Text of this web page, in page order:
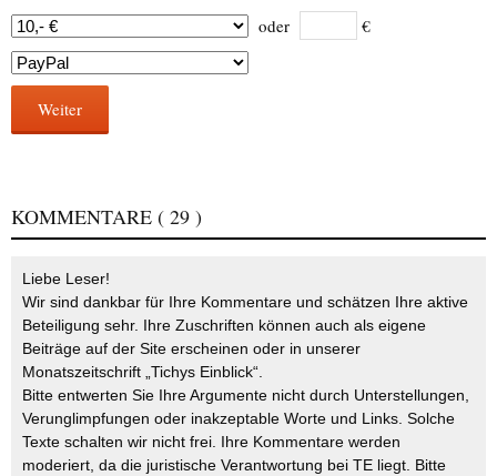
oder €
Weiter
KOMMENTARE ( 29 )
Liebe Leser!
Wir sind dankbar für Ihre Kommentare und schätzen Ihre aktive
Beteiligung sehr. Ihre Zuschriften können auch als eigene
Beiträge auf der Site erscheinen oder in unserer
Monatszeitschrift „Tichys Einblick“.
Bitte entwerten Sie Ihre Argumente nicht durch Unterstellungen,
Verunglimpfungen oder inakzeptable Worte und Links. Solche
Texte schalten wir nicht frei. Ihre Kommentare werden
moderiert, da die juristische Verantwortung bei TE liegt. Bitte